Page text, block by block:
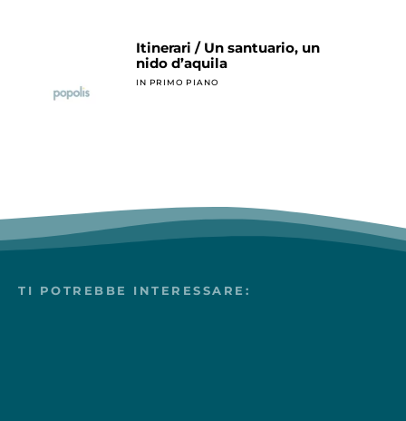
Itinerari / Un santuario, un
nido d’aquila
IN PRIMO PIANO
TI POTREBBE INTERESSARE: